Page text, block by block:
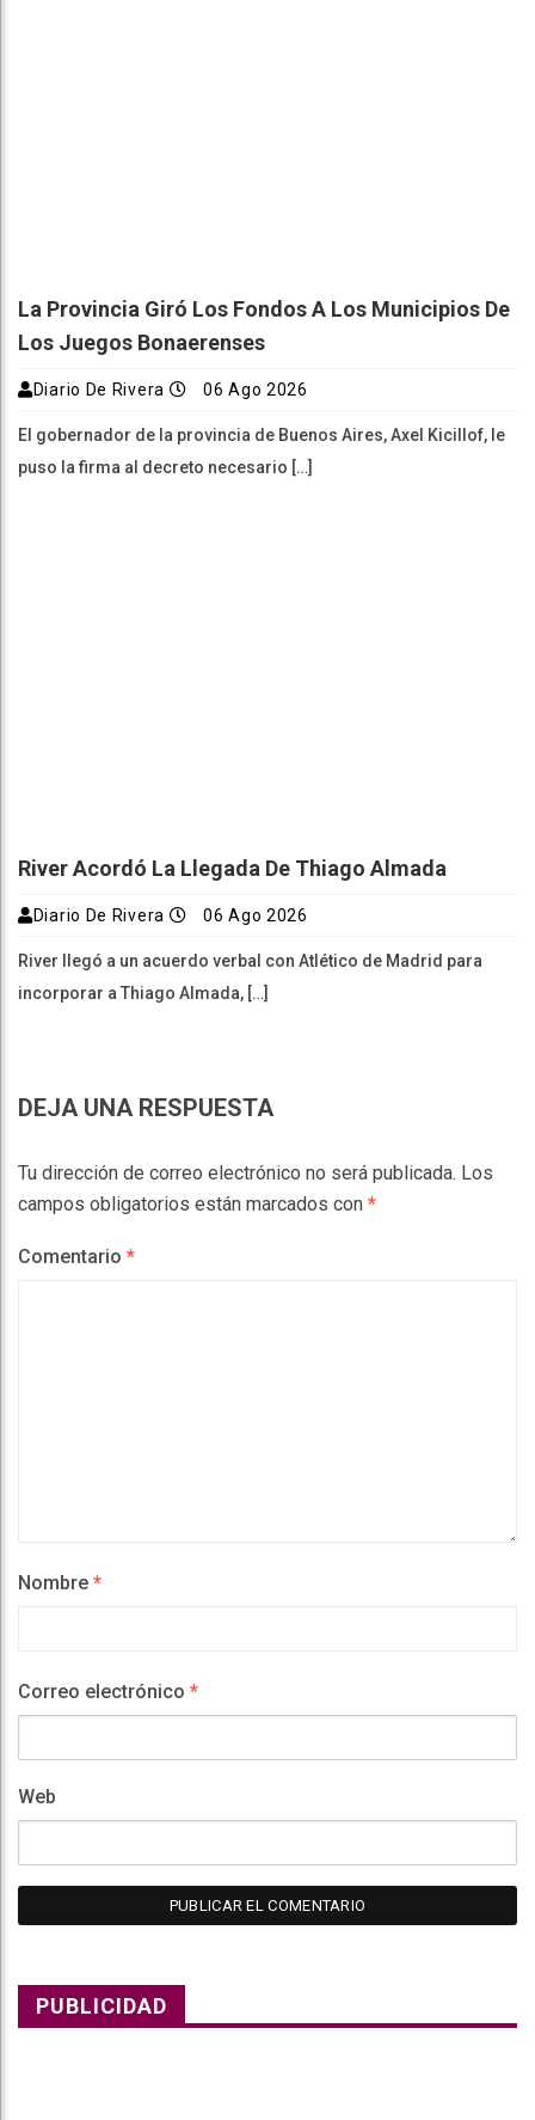
La Provincia Giró Los Fondos A Los Municipios De
Los Juegos Bonaerenses
Diario De Rivera 06 Ago 2026
El gobernador de la provincia de Buenos Aires, Axel Kicillof, le
puso la firma al decreto necesario […]
River Acordó La Llegada De Thiago Almada
Diario De Rivera 06 Ago 2026
River llegó a un acuerdo verbal con Atlético de Madrid para
incorporar a Thiago Almada, […]
DEJA UNA RESPUESTA
Tu dirección de correo electrónico no será publicada. Los
campos obligatorios están marcados con *
Comentario *
Nombre *
Correo electrónico *
Web
PUBLICIDAD